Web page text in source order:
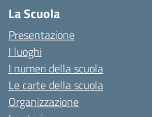
La Scuola
Presentazione
I luoghi
I numeri della scuola
Le carte della scuola
Organizzazione